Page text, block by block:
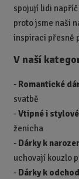
spojují lidi
proto jsme naši
inspiraci přesně
V naší
- Romantické
svatbě
-Vtipné i
ženicha
- Dárky k
uchovají kouzlo
- Dárky k